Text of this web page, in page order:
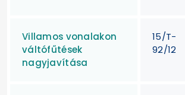
Villamos vonalakon
váltófűtések
nagyjavítása
15/T-
92/12